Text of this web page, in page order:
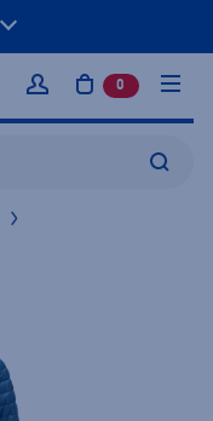
Kirjaudu sisään
0 tuotetta